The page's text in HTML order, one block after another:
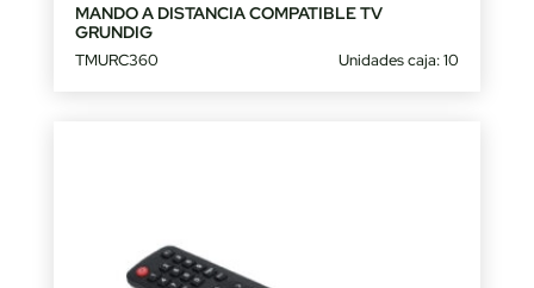
MANDO A DISTANCIA COMPATIBLE TV
GRUNDIG
TMURC360 Unidades caja: 10